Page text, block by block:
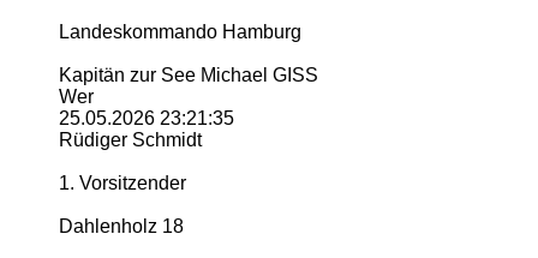
Landeskommando Hamburg
Kapitän zur See Michael GISS
Wer
25.05.2026 23:21:35
Rüdiger Schmidt
1. Vorsitzender
Dahlenholz 18